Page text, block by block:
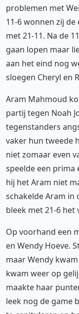
problemen met
11-6 wonnen zij
met 21-11. Na de
gaan lopen maar
aan het eind nog
sloegen Cheryl en
Aram Mahmoud
partij tegen Noah
tegenstanders
vaker hun tweede
niet zomaar even
speelde een prima
hij het Aram niet
schakelde Aram in
bleek met 21-6
Op voorhand een
en Wendy Hoeve.
maar Wendy
kwam weer op
maakte haar
leek nog de game